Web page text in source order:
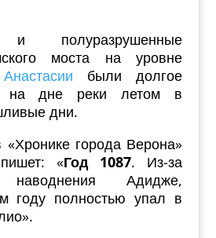
и полуразрушенные
моста на уровне
были долгое
на дне реки летом в
дни.
«Хронике города Верона»
«Год 1087. Из-за
наводнения Адидже,
году полностью упал в